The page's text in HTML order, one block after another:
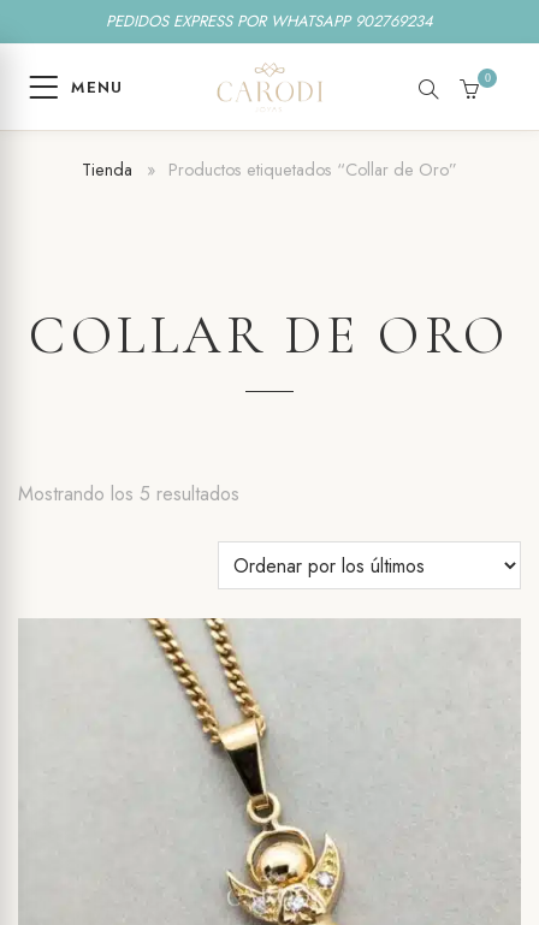
PEDIDOS EXPRESS POR WHATSAPP 902769234
MENU
SEARCH
0
Tienda » Productos etiquetados “Collar de Oro”
COLLAR DE ORO
Mostrando los 5 resultados
los
últimos